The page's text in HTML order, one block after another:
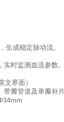
生成稳定脉动流。
时监测血流参数。
界面）
带瓣管道及单瓣补